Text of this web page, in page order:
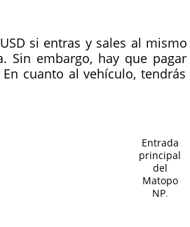
si entras y sales al
Sin embargo, hay que
En cuanto al vehículo,
Entrada
principal
del
Matopo
NP.